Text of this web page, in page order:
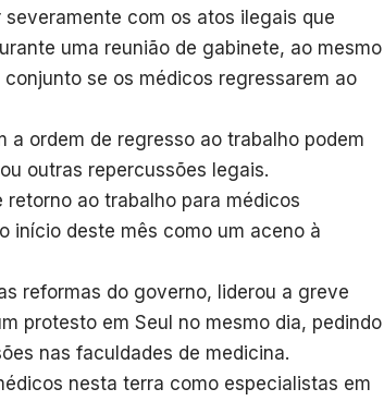
com os atos ilegais que
uma reunião de gabinete, ao mesmo
se os médicos regressarem ao
a ordem de regresso ao trabalho podem
outras repercussões legais.
ao trabalho para médicos
início deste mês como um aceno à
reformas do governo, liderou a greve
protesto em Seul no mesmo dia, pedindo
nas faculdades de medicina.
nesta terra como especialistas em